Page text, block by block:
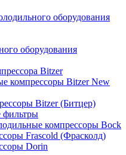
оборудования
оборудования
Bitzer
компрессоры Bitzer New
Bitzer (Битцер)
фильтры
компрессоры Bock
Frascold (Фрасколд)
Dorin